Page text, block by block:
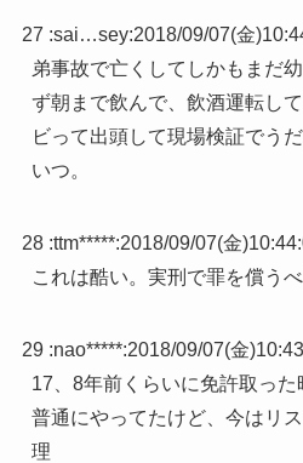
27 :sai…sey:2018/09/07(金
弟事故で亡くしてしかもまだ
ず朝まで飲んで、飲酒運転し
ビって出頭して現場検証でう
いつ。
28 :ttm*****:2018/09/07(金
これは酷い。実刑で罪を償うべ
29 :nao*****:2018/09/07(金
17、8年前くらいに免許取っ
普通にやってたけど、今はリ
理